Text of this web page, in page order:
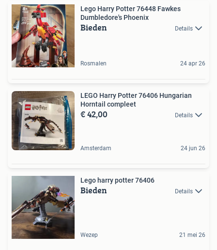
Lego Harry Potter 76448 Fawkes
Dumbledore's Phoenix
Bieden Details
Rosmalen 24 apr 26
LEGO Harry Potter 76406 Hungarian
Horntail compleet
€ 42,00 Details
Amsterdam 24 jun 26
Lego harry potter 76406
Bieden Details
Wezep 21 mei 26